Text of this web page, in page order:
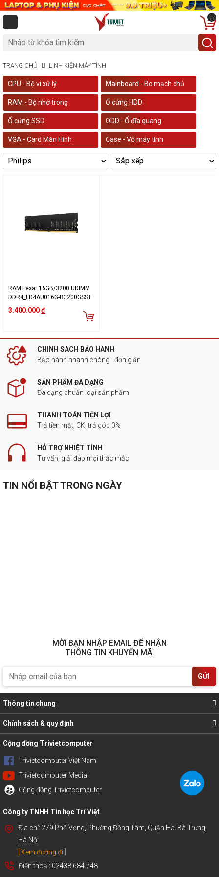
...
TRANG CHỦ LINH KIỆN MÁY TÍNH
CPU - Bộ vi xử lý Mainboard - Bo mạch chủ
RAM - Bộ nhớ trong Ổ cứng HDD
Ổ cứng SSD ODD - Ổ đĩa quang
VGA - Card Màn Hình Case - Vỏ máy tính
RAM Lexar 16GB/3200 UDIMM
DDR4_LD4AU016G-B3200GSST
3.400.000đ
CHÍNH SÁCH BẢO HÀNH
Bảo hành nhanh chóng - đơn giản
SẢN PHẨM ĐA DẠNG
Đa dạng chuẩn loại sản phẩm
THANH TOÁN TIỆN LỢI
Trả tiền mặt, CK, trả góp 0%
HỖ TRỢ NHIỆT TÌNH
Tư vấn, giải đáp mọi thắc mắc
TIN NỔI BẬT TRONG NGÀY
MỜI BẠN NHẬP EMAIL ĐỂ NHẬN
THÔNG TIN KHUYẾN MÃI
GỬI
Thông tin chung
Chính sách & quy định
Cộng đồng Trivietcomputer
Trivietcomputer Việt Nam
Trivietcomputer Media
Cộng đồng Trivietcomputer
Công ty TNHH Tin học Trí Việt
Địa chỉ: 279 Phố Vọng, Phường Đồng Tâm, Quận Hai Bà Trưng,
Hà Nội
[ Xem đường đi ]
Điện thoại: 02438.684.748